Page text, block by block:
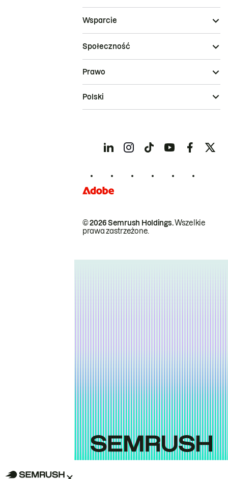
Wsparcie
Społeczność
© 2026 Semrush Holdings.Wszelkie
prawa zastrzeżone.
Prawo
Polski